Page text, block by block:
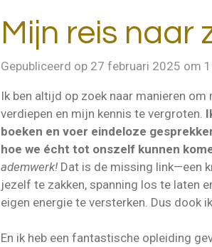
Mijn reis
Gepubliceerd op 27 februari 2025 om
Ik ben altijd op zoek naar manieren
verdiepen en mijn kennis te vergroten.
boeken en voer eindeloze
hoe we écht tot onszelf kunnen
ademwerk! Dat is de missing link—een
jezelf te zakken, spanning los te laten
eigen energie te versterken. Dus dook
En ik heb een fantastische opleiding